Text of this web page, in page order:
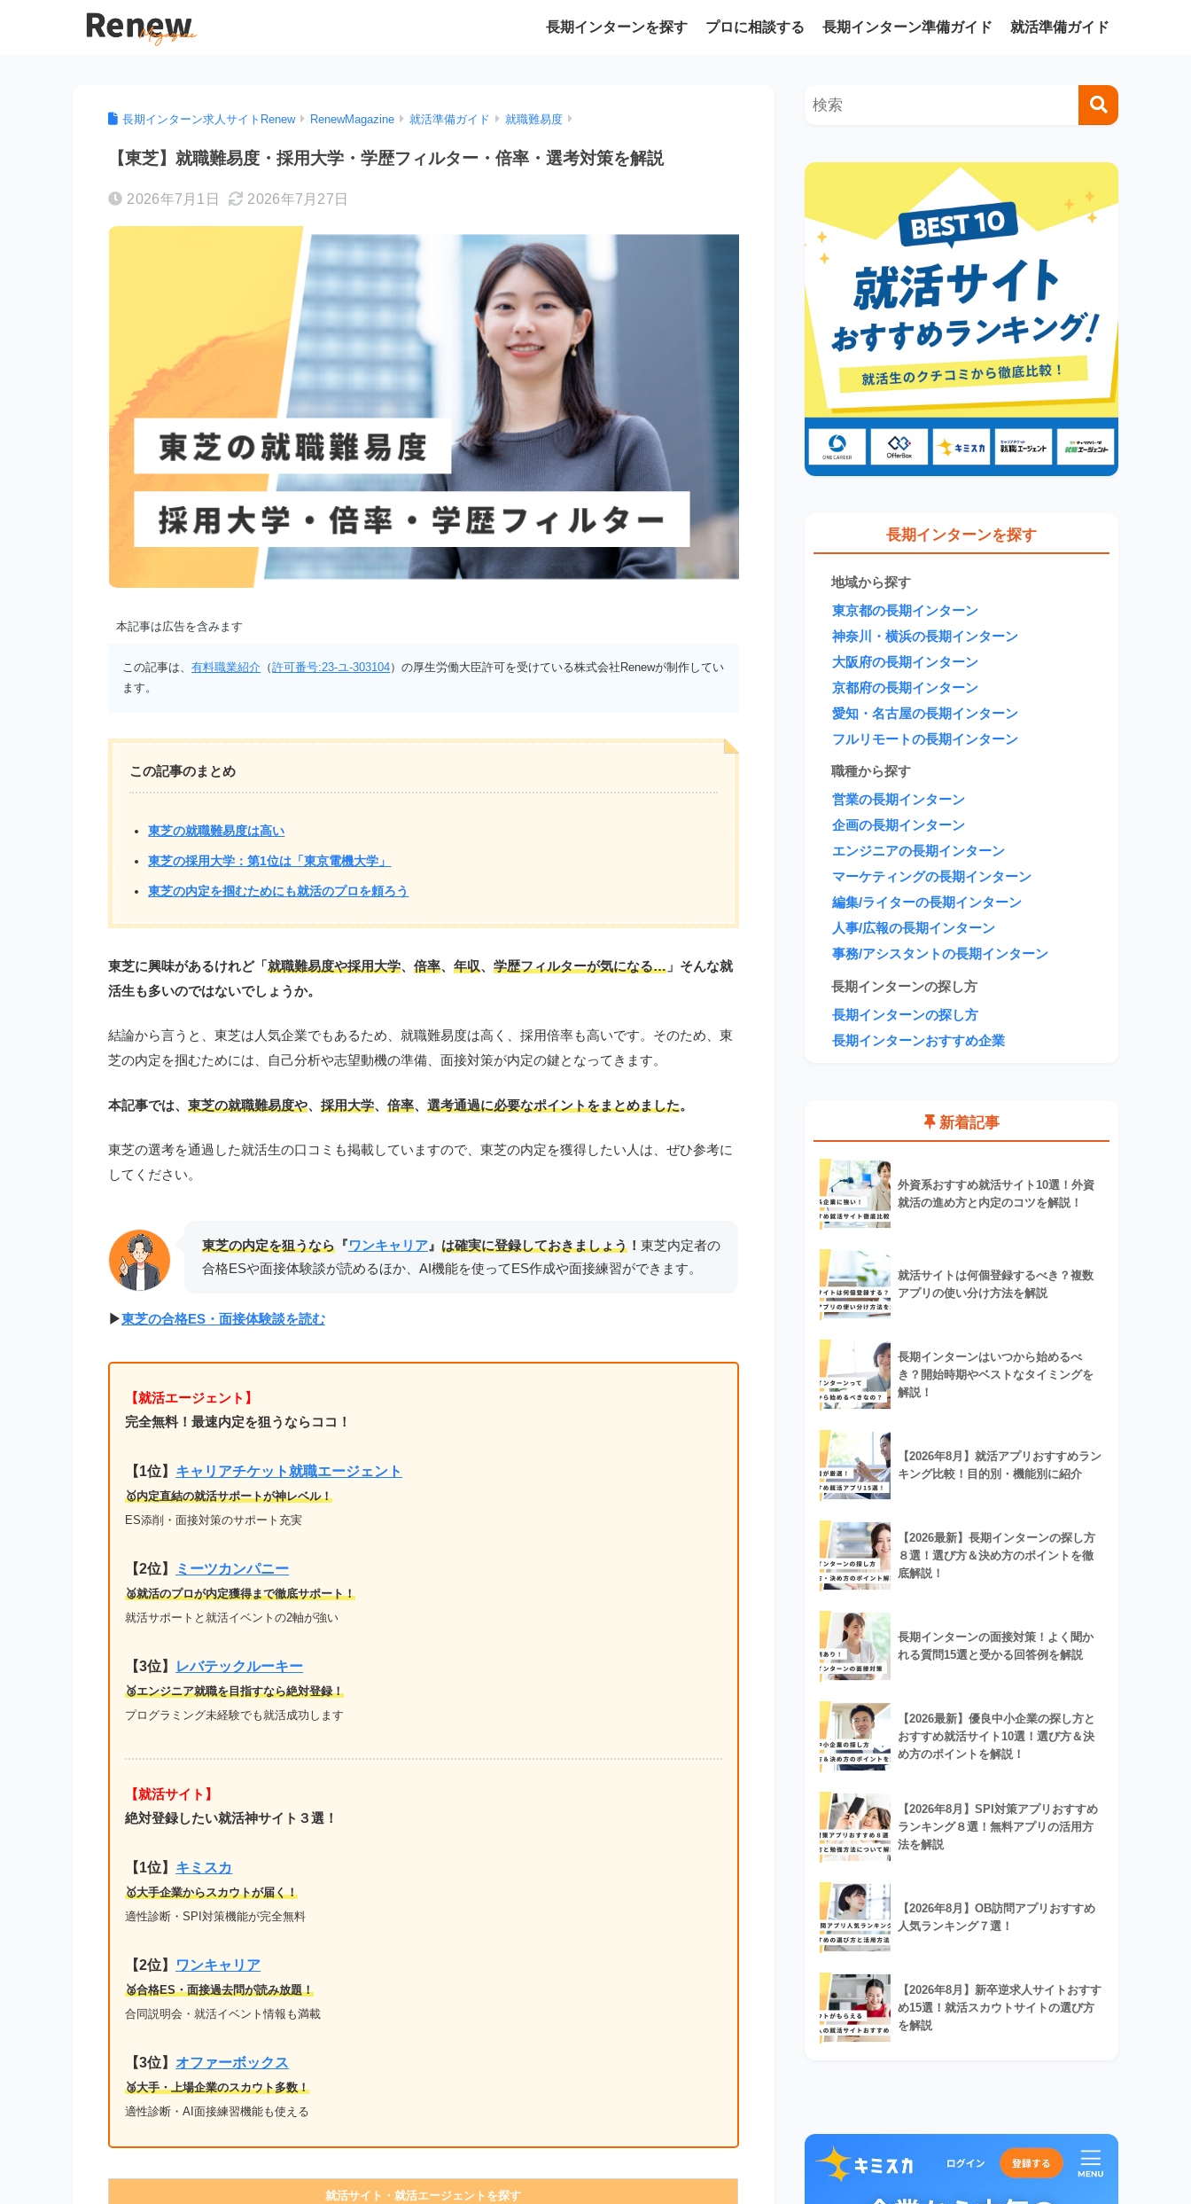
長期インターンを探す プロに相談する 長期インターン準備ガイド 就活準備ガイド
長期インターン求人サイトRenew RenewMagazine 就活準備ガイド 就職難易度
【東芝】就職難易度・採用大学・学歴フィルター・倍率・選考対策を解説
2026年7月1日 2026年7月27日
本記事は広告を含みます
この記事は、有料職業紹介 （許可番号:23-ユ-303104）の厚生労働大臣許可を受けている株式会社Renewが制作してい
ます。
この記事のまとめ
東芝の就職難易度は高い
東芝の採用大学：第1位は「東京電機大学」
東芝の内定を掴むためにも就活のプロを頼ろう
東芝に興味があるけれど「 就職難易度や採用大学、 倍率、 年収、 学歴フィルターが気になる… 」そんな就
活生も多いのではないでしょうか。
結論から言うと、東芝は人気企業でもあるため、就職難易度は高く、採用倍率も高いです。そのため、東
芝の内定を掴むためには、自己分析や志望動機の準備、面接対策が内定の鍵となってきます。
本記事では、 東芝の就職難易度や、 採用大学、 倍率、 選考通過に必要なポイントをまとめました。
東芝の選考を通過した就活生の口コミも掲載していますので、東芝の内定を獲得したい人は、ぜひ参考に
してください。
東芝の内定を狙うなら 『ワンキャリア』 は確実に登録しておきましょう ！ 東芝内定者の
合格ESや面接体験談が読めるほか、AI機能を使ってES作成や面接練習ができます。
▶︎東芝の合格ES・面接体験談を読む
【就活エージェント】
完全無料！最速内定を狙うならココ！
【1位】 キャリアチケット就職エージェント
🥇内定直結の就活サポートが神レベル！
ES添削・面接対策のサポート充実
【2位】 ミーツカンパニー
🥈就活のプロが内定獲得まで徹底サポート！
就活サポートと就活イベントの2軸が強い
【3位】 レバテックルーキー
🥉エンジニア就職を目指すなら絶対登録！
プログラミング未経験でも就活成功します
【就活サイト】
絶対登録したい就活神サイト３選！
【1位】 キミスカ
🥇大手企業からスカウトが届く！
適性診断・SPI対策機能が完全無料
【2位】 ワンキャリア
🥈合格ES・面接過去問が読み放題！
合同説明会・就活イベント情報も満載
【3位】 オファーボックス
🥉大手・上場企業のスカウト多数！
適性診断・AI面接練習機能も使える
就活サイト・就活エージェントを探す
長期インターンを探す
地域から探す
東京都の長期インターン
神奈川・横浜の長期インターン
大阪府の長期インターン
京都府の長期インターン
愛知・名古屋の長期インターン
フルリモートの長期インターン
職種から探す
営業の長期インターン
企画の長期インターン
エンジニアの長期インターン
マーケティングの長期インターン
編集/ライターの長期インターン
人事/広報の長期インターン
事務/アシスタントの長期インターン
長期インターンの探し方
長期インターンの探し方
長期インターンおすすめ企業
新着記事
外資系おすすめ就活サイト10選！外資
就活の進め方と内定のコツを解説！
就活サイトは何個登録するべき？複数
アプリの使い分け方法を解説
長期インターンはいつから始めるべ
き？開始時期やベストなタイミングを
解説！
【2026年8月】就活アプリおすすめラン
キング比較！目的別・機能別に紹介
【2026最新】長期インターンの探し方
８選！選び方＆決め方のポイントを徹
底解説！
長期インターンの面接対策！よく聞か
れる質問15選と受かる回答例を解説
【2026最新】優良中小企業の探し方と
おすすめ就活サイト10選！選び方＆決
め方のポイントを解説！
【2026年8月】SPI対策アプリおすすめ
ランキング８選！無料アプリの活用方
法を解説
【2026年8月】OB訪問アプリおすすめ
人気ランキング７選！
【2026年8月】新卒逆求人サイトおすす
め15選！就活スカウトサイトの選び方
を解説